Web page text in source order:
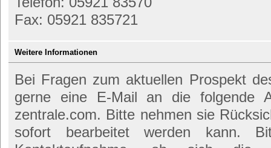
Fax: 05921 835721
Weitere Informationen
Bei Fragen zum aktuellen Prospekt
gerne eine E-Mail an die folgende
zentrale.com. Bitte nehmen sie
sofort bearbeitet werden kann.